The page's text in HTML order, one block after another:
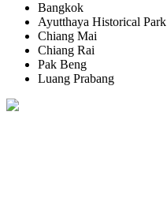
Bangkok
Ayutthaya Historical Park
Chiang Mai
Chiang Rai
Pak Beng
Luang Prabang